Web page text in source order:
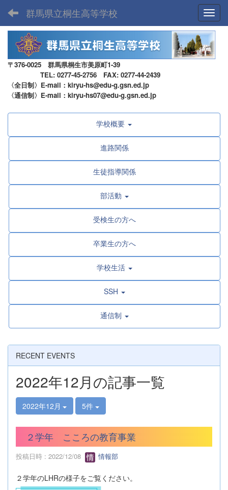
群馬県立桐生高等学校
〒376-0025 群馬県桐生市美原町1-39
TEL: 0277-45-2756 FAX: 0277-44-2439
〈全日制〉E-mail：kiryu-hs@edu-g.gsn.ed.jp
〈通信制〉E-mail：kiryu-hs07@edu-g.gsn.ed.jp
学校概要
進路関係
生徒指導関係
部活動
受検生の方へ
卒業生の方へ
学校生活
SSH
通信制
RECENT EVENTS
2022年12月の記事一覧
2022年12月 5件
２学年 こころの教育事業
投稿日時 : 2022/12/08 情報部
２学年のLHRの様子をご覧ください。